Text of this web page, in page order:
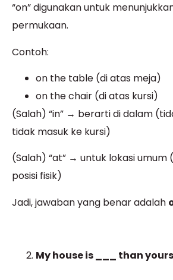
“on” digunakan untuk
permukaan.
Contoh:
on the table (di atas meja)
on the chair (di atas kursi)
(Salah) “in” → berarti di dalam
tidak masuk ke kursi)
(Salah) “at” → untuk lokasi umum
posisi fisik)
Jadi, jawaban yang benar adalah
My house is ___ than